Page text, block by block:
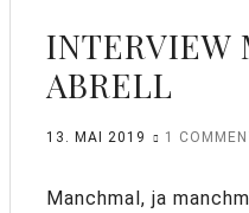
INTERVIEW
ABRELL
13. MAI 2019 1
Manchmal, ja